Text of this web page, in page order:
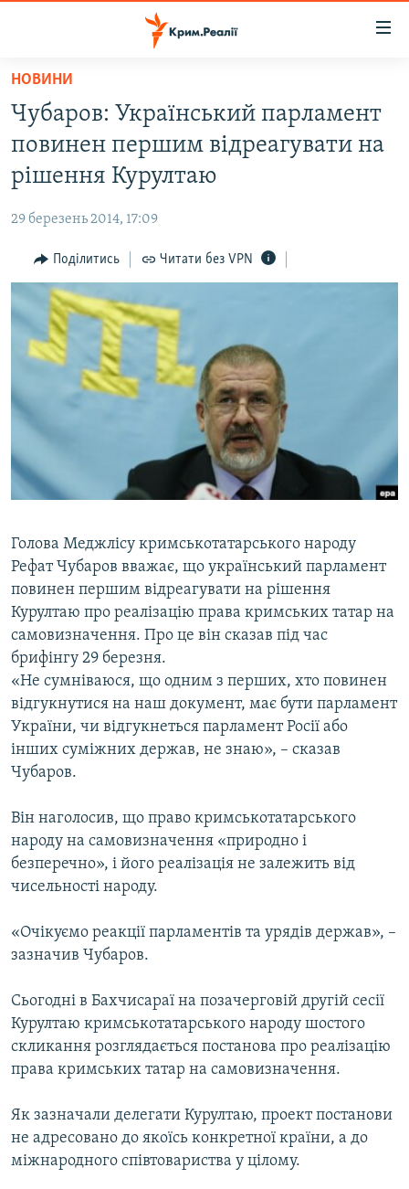
Перейти
основного
матеріалу
Перейти
до
основної
навігації
Перейти
до
пошуку
НОВИНИ
ВОДА.КРИМ
ВІДЕО ТА ФОТО
БЛОГИ
ПОГЛЯД
ІНТЕРВ'Ю
ВСЕ ЗА ДЕНЬ
СПЕЦПРОЕКТИ
ДЕПОРТАЦІЯ
СВІДЧЕННЯ ОКУПАЦІЇ
УКРАЇНСЬКА ПРОБЛЕМА КРИМУ
ЯК ОБІЙТИ БЛОКУВАННЯ
Русский
Qırımtatar
Усі сайти RFE/RL
НОВИНИ
Чубаров: Український парламент
повинен першим відреагувати на
рішення Курултаю
29 березень 2014, 17:09
Поділитись Читати без VPN
Голова Меджлісу кримськотатарського народу
Рефат Чубаров вважає, що український парламент
повинен першим відреагувати на рішення
Курултаю про реалізацію права кримських татар на
самовизначення. Про це він сказав під час
брифінгу 29 березня.
«Не сумніваюся, що одним з перших, хто повинен
відгукнутися на наш документ, має бути парламент
України, чи відгукнеться парламент Росії або
інших суміжних держав, не знаю», – сказав
Чубаров.
Він наголосив, що право кримськотатарського
народу на самовизначення «природно і
безперечно», і його реалізація не залежить від
чисельності народу.
«Очікуємо реакції парламентів та урядів держав», –
зазначив Чубаров.
Сьогодні в Бахчисараї на позачерговій другій сесії
Курултаю кримськотатарського народу шостого
скликання розглядається постанова про реалізацію
права кримських татар на самовизначення.
Як зазначали делегати Курултаю, проект постанови
не адресовано до якоїсь конкретної країни, а до
міжнародного співтовариства у цілому.